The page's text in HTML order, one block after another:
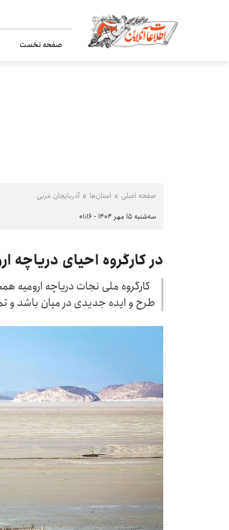
صفحه نخست
صفحه اصلی استان‌ها آذربایجان غربی
سه‌شنبه ۱۵ مهر ۱۴۰۴ - ۰۱:۱۶
در کارگروه احیای
کارگروه ملی نجات دریاچه
طرح و ایده جدیدی در میان باشد و